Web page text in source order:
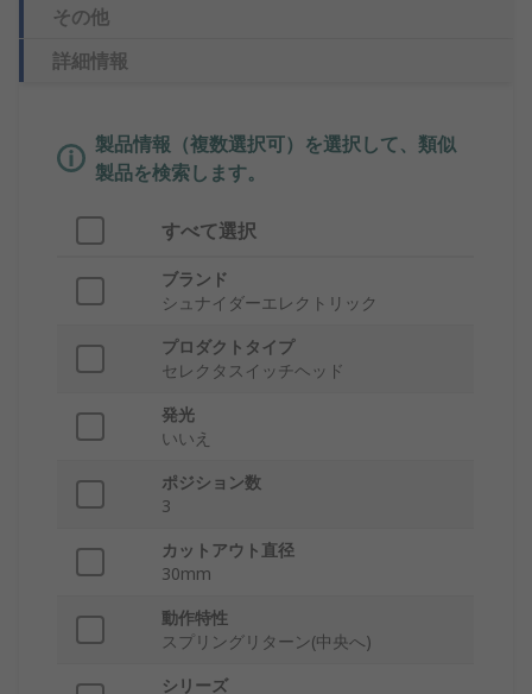
その他
詳細情報
製品情報（複数選択可）を選択して、類似
製品を検索します。
すべて選択
ブランド
シュナイダーエレクトリック
プロダクトタイプ
セレクタスイッチヘッド
発光
いいえ
ポジション数
3
カットアウト直径
30mm
動作特性
スプリングリターン(中央へ)
シリーズ